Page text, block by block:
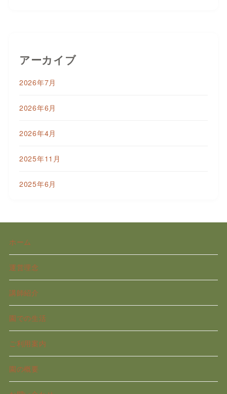
アーカイブ
2026年7月
2026年6月
2026年4月
2025年11月
2025年6月
ホーム
運営理念
講師紹介
園での生活
ご利用案内
園の概要